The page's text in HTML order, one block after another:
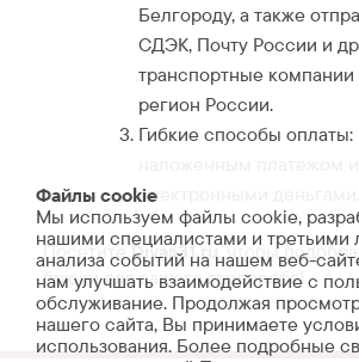
Белгороду, а также
СДЭК, Почту России и
транспортные
регион России.
Гибкие способы
электронными деньгами.
ПосетитеDivas31.ru, чтобы
брюки для вашего гардероба!
Файлы cookie
Мы используем файлы cookie,
нашими специалистами и третьими
анализа событий на нашем веб-
нам улучшать взаимодействие с
обслуживание. Продолжая
нашего сайта, Вы принимаете
использования. Более подробные